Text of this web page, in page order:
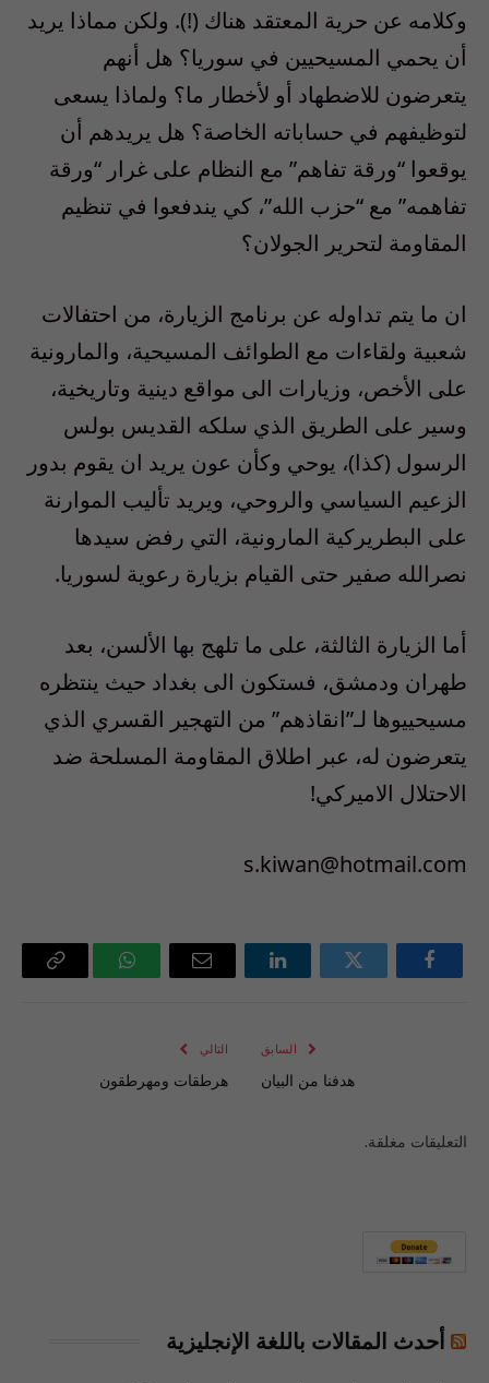
وكلامه عن حرية المعتقد هناك (!). ولكن مماذا يريد
أن يحمي المسيحيين في سوريا؟ هل أنهم
يتعرضون للاضطهاد أو لأخطار ما؟ ولماذا يسعى
لتوظيفهم في حساباته الخاصة؟ هل يريدهم أن
يوقعوا “ورقة تفاهم” مع النظام على غرار “ورقة
تفاهمه” مع “حزب الله”، كي يندفعوا في تنظيم
المقاومة لتحرير الجولان؟
ان ما يتم تداوله عن برنامج الزيارة، من احتفالات
شعبية ولقاءات مع الطوائف المسيحية، والمارونية
على الأخص، وزيارات الى مواقع دينية وتاريخية،
وسير على الطريق الذي سلكه القديس بولس
الرسول (كذا)، يوحي وكأن عون يريد ان يقوم بدور
الزعيم السياسي والروحي، ويريد تأليب الموارنة
على البطريركية المارونية، التي رفض سيدها
نصرالله صفير حتى القيام بزيارة رعوية لسوريا.
أما الزيارة الثالثة، على ما تلهج بها الألسن، بعد
طهران ودمشق، فستكون الى بغداد حيث ينتظره
مسيحييوها لـ”انقاذهم” من التهجير القسري الذي
يتعرضون له، عبر اطلاق المقاومة المسلحة ضد
الاحتلال الاميركي!
s.kiwan@hotmail.com
فيسبوك تويتر لينكدإن
البريد
واتساب Copy
السابق
هدفنا من البيان
التالي
هرطقات ومهرطقون
التعليقات مغلقة.
أحدث المقالات باللغة الإنجليزية